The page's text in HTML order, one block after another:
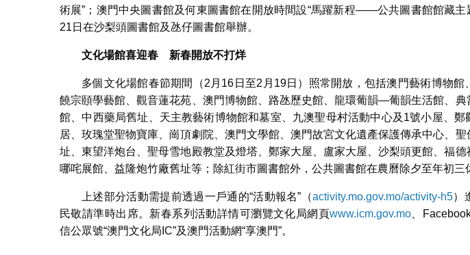
術展”；澳門中央圖書館及何東圖書館在開放時間設“馬躍新程——公共圖書館館藏主
21日在沙梨頭圖書館及氹仔圖書館舉辦。
文化場館喜迎春 新春開放不打烊
多個文化場館春節期間（2月16日至2月19日）照常開放，包括澳門藝術博物館
饒宗頤學藝館、觀音蓮花苑、澳門博物館、路氹歷史館、龍環葡韻—葡韻生活館、典
館、中西藥局舊址、天主教藝術博物館和墓室、九澳聖母村活動中心及1號小屋、鄭
居、玫瑰堂聖物寶庫、崗頂劇院、澳門文學館、澳門故宮文化遺產保護傳承中心、
址、東望洋炮台、聖母雪地殿教堂及燈塔、鄭家大屋、盧家大屋、沙梨頭更館、福
哪咤展館、益隆炮竹廠舊址等；除紅街市圖書館外，公共圖書館在農曆除夕至年初三
上述部分活動需提前透過一戶通的“活動報名”（activity.mo.gov.mo/activity-h5）
民敬請準時出席。新春系列活動詳情可瀏覽文化局網頁www.icm.gov.mo、
信公眾號“澳門文化局IC”及澳門活動網“享澳門”。